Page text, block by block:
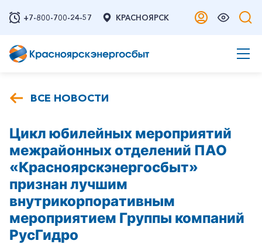
+7-800-700-24-57 КРАСНОЯРСК
ВСЕ НОВОСТИ
Цикл юбилейных мероприятий
межрайонных отделений ПАО
«Красноярскэнергосбыт»
признан лучшим
внутрикорпоративным
мероприятием Группы компаний
РусГидро